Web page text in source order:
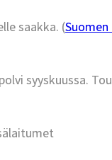
saakka. (
syyskuussa.